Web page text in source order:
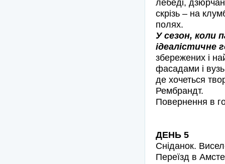
лебеді,
скрізь – на
полях.
У сезон, коли
ідеалістичне
збережених і
фасадами і
де хочеться
Рембрандт.
Повернення в
ДЕНЬ 5
Сніданок.
Переїзд в